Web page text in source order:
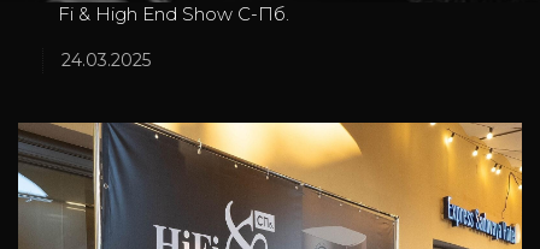
Fi & High End Show С-Пб.
24.03.2025